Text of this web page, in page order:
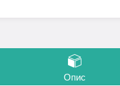
Опис